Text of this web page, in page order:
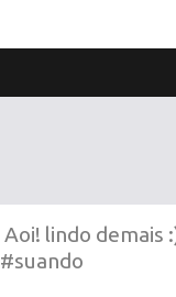
lindo demais